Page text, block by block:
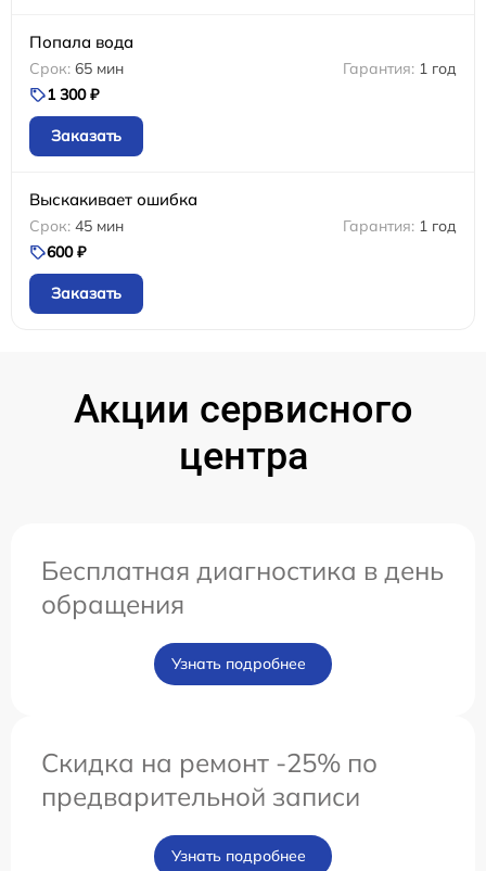
Попала вода
65 мин
1 год
1 300 ₽
Заказать
Выскакивает ошибка
45 мин
1 год
600 ₽
Заказать
Акции сервисного
центра
Бесплатная диагностика в день
обращения
Узнать подробнее
Скидка на ремонт -25% по
предварительной записи
Узнать подробнее